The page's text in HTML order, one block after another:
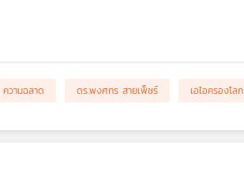
ความฉลาด ดร.พงศกร สายเพ็ชร์ เอไอครองโลก